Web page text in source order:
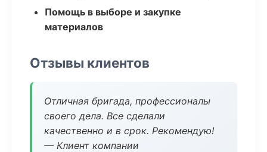
Помощь в выборе и закупке
материалов
Отзывы клиентов
Отличная бригада, профессионалы
своего дела. Все сделали
качественно и в срок. Рекомендую!
— Клиент компании